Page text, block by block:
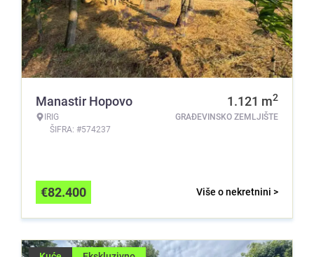
Manastir Hopovo
IRIG
ŠIFRA: #574237
1.121 m2
GRAĐEVINSKO ZEMLJIŠTE
Više o nekretnini >
€82.400